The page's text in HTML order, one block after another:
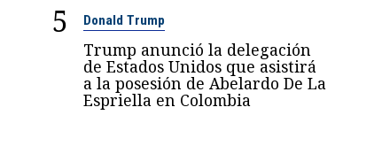
5 Donald Trump
Trump anunció la delegación
de Estados Unidos que asistirá
a la posesión de Abelardo De La
Espriella en Colombia